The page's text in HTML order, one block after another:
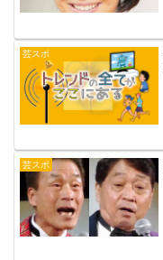
芸スポ
芸スポ